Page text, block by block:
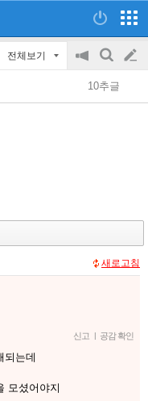
전체보기
공
지
on/off
검
색
글
쓰
10추글
새로고침
신고 | 공감 확인
되는데
모셨어야지